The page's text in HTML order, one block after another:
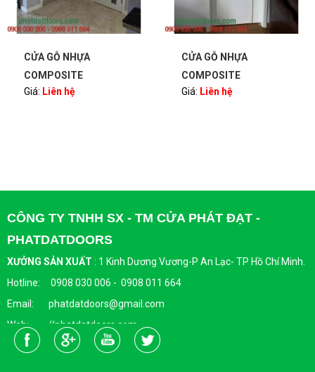
CỬA GỖ NHỰA
COMPOSITE
PHATDATDOORS
Giá: Liên hệ
CỬA GỖ NHỰA
COMPOSITE
PHATDATDOORS
Giá: Liên hệ
CÔNG TY TNHH SX - TM CỬA PHÁT ĐẠT -
PHATDATDOORS
XƯỞNG SẢN XUẤT : 1 Kinh Dương Vương-P An Lạc- TP Hồ Chí Minh.
Hotline: 0908 030 006 - 0908 011 664
Email: phatdatdoors@gmail.com
Web: //phatdatdoors.com
Fanpage : https://www.facebook.com/cuaphatdat